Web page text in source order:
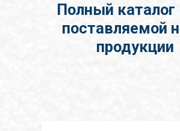
Полный каталог
поставляемой
продукции